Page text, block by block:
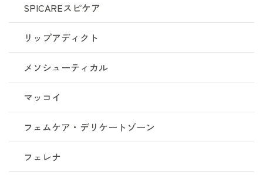
SPICAREスピケア
リップアディクト
メソシューティカル
マッコイ
フェムケア・デリケートゾーン
フェレナ